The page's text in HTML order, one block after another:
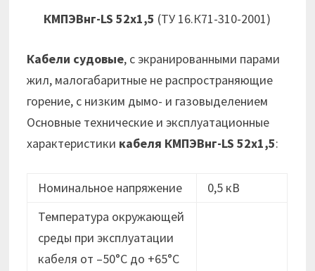
КМПЭВнг-LS 52х1,5 (ТУ 16.К71-310-2001)
Кабели судовые, с экранированными парами
жил, малогабаритные не распространяющие
горение, с низким дымо- и газовыделением
Основные технические и эксплуатационные
характеристики кабеля КМПЭВнг-LS 52х1,5:
Номинальное напряжение
0,5 кВ
Температура окружающей
среды при эксплуатации
кабеля от –50°C до +65°C